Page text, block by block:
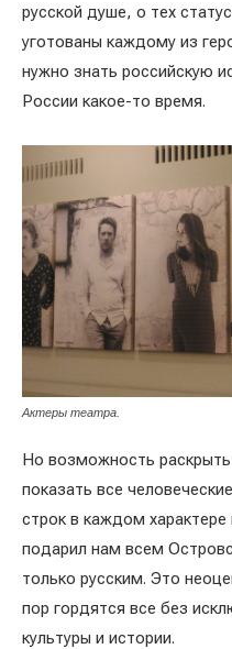
русской душе, о тех
уготованы каждому из
нужно знать российскую
России какое-то время.
Актеры театра.
Но возможность раскрыть
показать все
строк в каждом
подарил нам всем
только русским. Это
пор гордятся все без
культуры и истории.